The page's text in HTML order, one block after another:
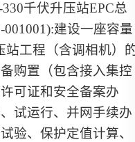
千伏升压站EPC总
建设一座容量
站工程（含调相机）
购置（包含接入集控
可证和安全备案办
试运行、并网手续办
验、保护定值计算、